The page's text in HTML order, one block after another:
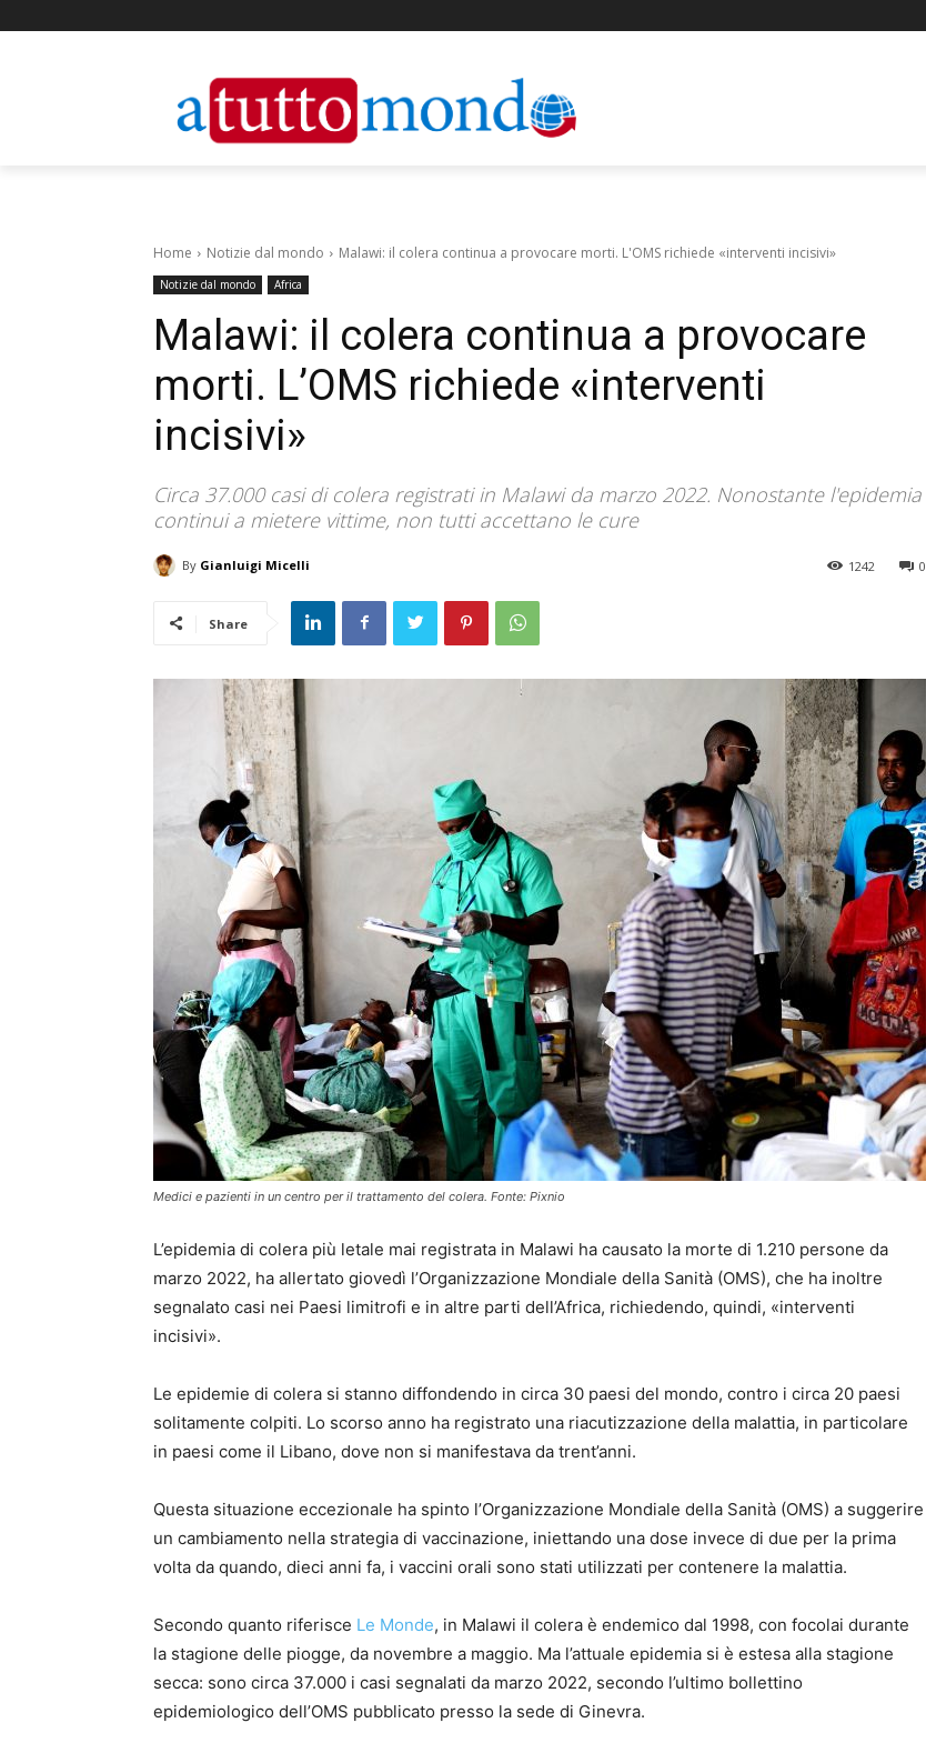
Home Notizie dal mondo Malawi: il colera continua a provocare morti. L'OMS richiede «interventi incisivi»
Notizie dal mondo Africa
Malawi: il colera continua a provocare
morti. L’OMS richiede «interventi
incisivi»
Circa 37.000 casi di colera registrati in Malawi da marzo 2022. Nonostante l'epidemia
continui a mietere vittime, non tutti accettano le cure
By Gianluigi Micelli 0
1242
Share
Medici e pazienti in un centro per il trattamento del colera. Fonte: Pixnio
L’epidemia di colera più letale mai registrata in Malawi ha causato la morte di 1.210 persone da
marzo 2022, ha allertato giovedì l’Organizzazione Mondiale della Sanità (OMS), che ha inoltre
segnalato casi nei Paesi limitrofi e in altre parti dell’Africa, richiedendo, quindi, «interventi
incisivi».
Le epidemie di colera si stanno diffondendo in circa 30 paesi del mondo, contro i circa 20 paesi
solitamente colpiti. Lo scorso anno ha registrato una riacutizzazione della malattia, in particolare
in paesi come il Libano, dove non si manifestava da trent’anni.
Questa situazione eccezionale ha spinto l’Organizzazione Mondiale della Sanità (OMS) a suggerire
un cambiamento nella strategia di vaccinazione, iniettando una dose invece di due per la prima
volta da quando, dieci anni fa, i vaccini orali sono stati utilizzati per contenere la malattia.
Secondo quanto riferisce Le Monde, in Malawi il colera è endemico dal 1998, con focolai durante
la stagione delle piogge, da novembre a maggio. Ma l’attuale epidemia si è estesa alla stagione
secca: sono circa 37.000 i casi segnalati da marzo 2022, secondo l’ultimo bollettino
epidemiologico dell’OMS pubblicato presso la sede di Ginevra.